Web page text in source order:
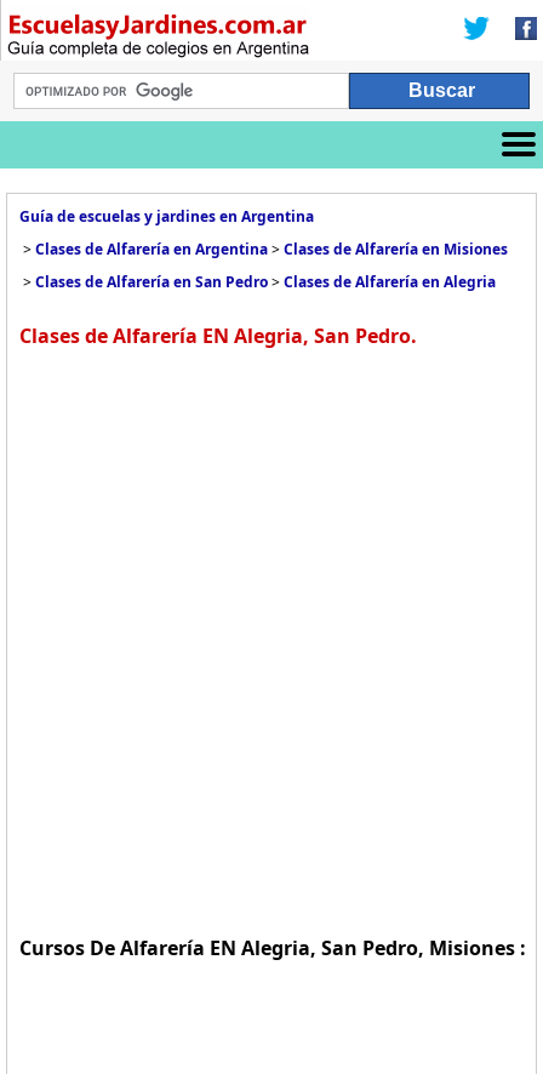
Guía de escuelas y jardines en Argentina
>Clases de Alfarería en Argentina>Clases de Alfarería en Misiones
>Clases de Alfarería en San Pedro>Clases de Alfarería en Alegria
Clases de Alfarería EN Alegria, San Pedro.
Cursos De Alfarería EN Alegria, San Pedro, Misiones :